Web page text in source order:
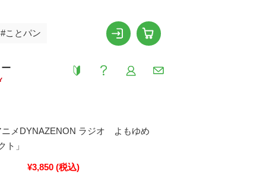
#ことパン
ニメDYNAZENON ラジオ よもゆめ
ト」
¥3,850 (税込)